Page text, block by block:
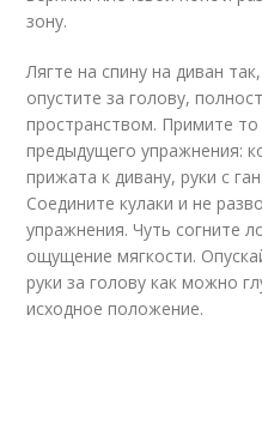
зону.
Лягте на спину на диван
опустите за голову,
пространством. Примите
предыдущего упражнения:
прижата к дивану, руки с
Соедините кулаки и не
упражнения. Чуть согните
ощущение мягкости.
руки за голову как можно
исходное положение.